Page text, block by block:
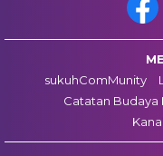
sukuhComMunity
Catatan Budaya